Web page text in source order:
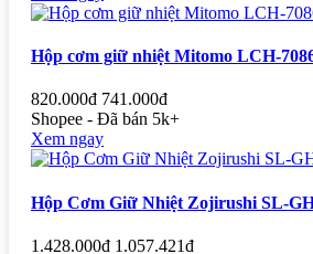
Hộp cơm giữ nhiệt Mitomo LCH-
820.000đ 741.000đ
Shopee - Đã bán 5k+
Xem ngay
Hộp Cơm Giữ Nhiệt Zojirushi SL-
1.428.000đ 1.057.421đ